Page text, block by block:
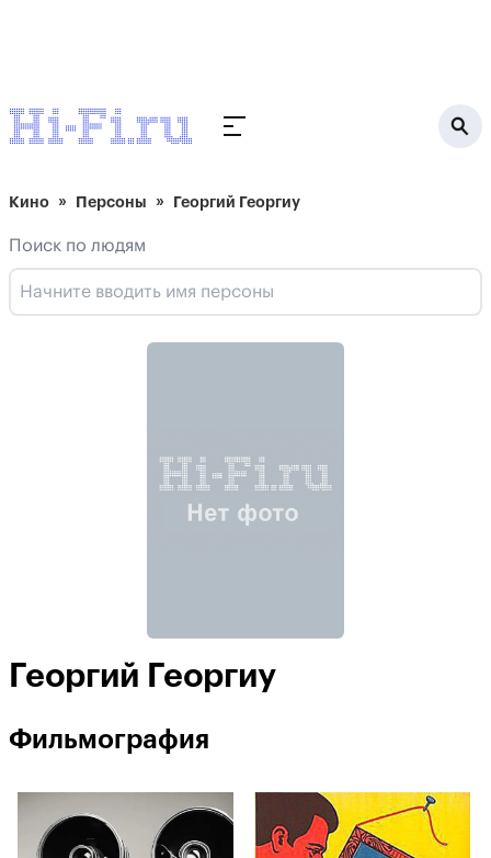
Кино Персоны Георгий Георгиу
Поиск по людям
Георгий Георгиу
Фильмография